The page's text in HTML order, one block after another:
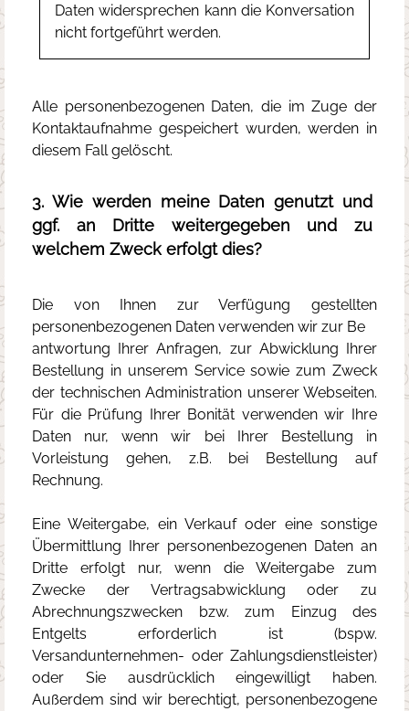
Daten widersprechen kann die Konversation
nicht fortgeführt werden.
Alle personenbezogenen Daten, die im Zuge der
Kontaktaufnahme gespeichert wurden, werden in
diesem Fall gelöscht.
3. Wie werden meine Daten genutzt und
ggf. an Dritte weitergegeben und zu
welchem Zweck erfolgt dies?
Die von Ihnen zur Verfügung gestellten
personenbezogenen Daten verwenden wir zur Be
antwortung Ihrer Anfragen, zur Abwicklung Ihrer
Bestellung in unserem Service sowie zum Zweck
der technischen Administration unserer Webseiten.
Für die Prüfung Ihrer Bonität verwenden wir Ihre
Daten nur, wenn wir bei Ihrer Bestellung in
Vorleistung gehen, z.B. bei Bestellung auf
Rechnung.
Eine Weitergabe, ein Verkauf oder eine sonstige
Übermittlung Ihrer personenbezogenen Daten an
Dritte erfolgt nur, wenn die Weitergabe zum
Zwecke der Vertragsabwicklung oder zu
Abrechnungszwecken bzw. zum Einzug des
Entgelts erforderlich ist (bspw.
Versandunternehmen- oder Zahlungsdienstleister)
oder Sie ausdrücklich eingewilligt haben.
Außerdem sind wir berechtigt, personenbezogene